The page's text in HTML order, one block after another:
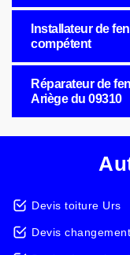
Installateur de
compétent
Réparateur de
Ariège du 09310
Devis toiture Urs
Devis